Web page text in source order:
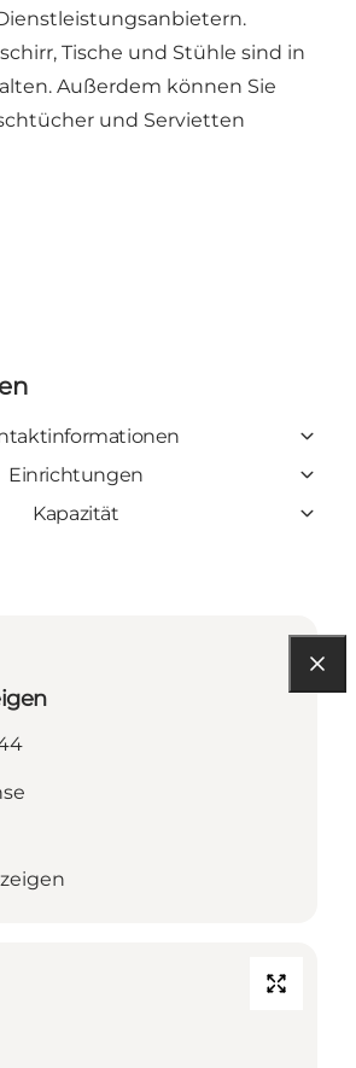
Tische und Stühle sind in
Außerdem können Sie
und Servietten
Einrichtungen
Kapazität